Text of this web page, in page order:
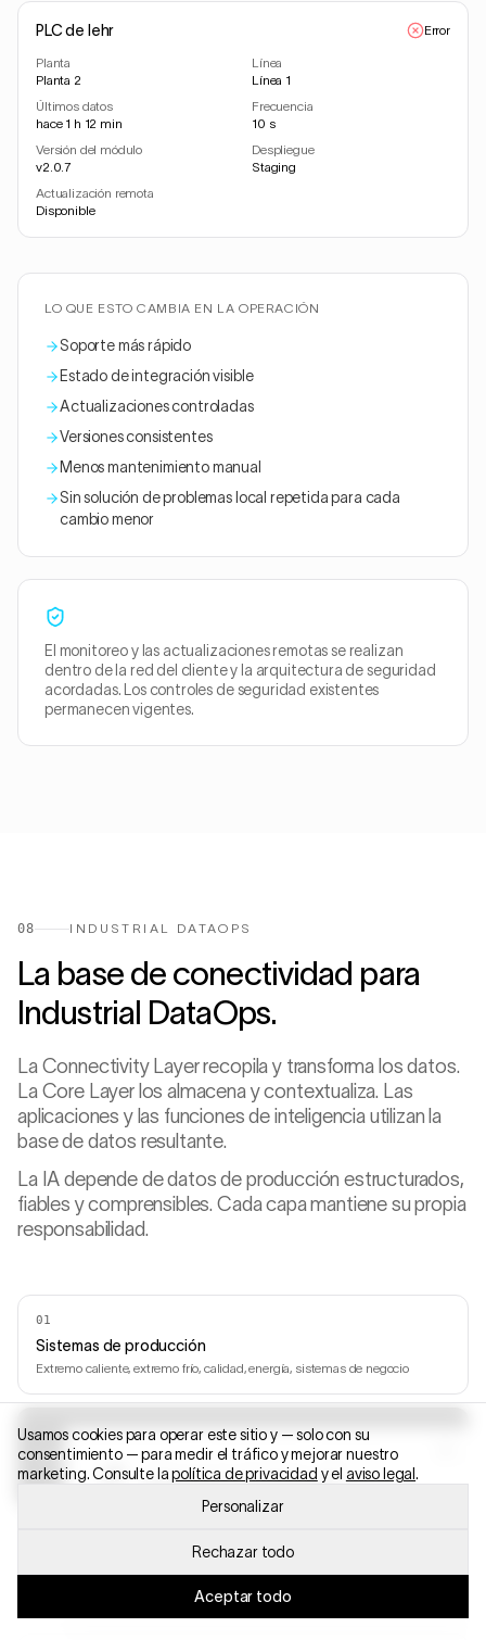
PLC de lehr Error
Planta
Planta 2
Línea
Línea 1
Últimos datos
hace 1 h 12 min
Frecuencia
10 s
Versión del módulo
v2.0.7
Despliegue
Staging
Actualización remota
Disponible
LO QUE ESTO CAMBIA EN LA OPERACIÓN
Soporte más rápido
Estado de integración visible
Actualizaciones controladas
Versiones consistentes
Menos mantenimiento manual
Sin solución de problemas local repetida para cada
cambio menor
El monitoreo y las actualizaciones remotas se realizan
dentro de la red del cliente y la arquitectura de seguridad
acordadas. Los controles de seguridad existentes
permanecen vigentes.
08 INDUSTRIAL DATAOPS
La base de conectividad para
Industrial DataOps.
La Connectivity Layer recopila y transforma los datos.
La Core Layer los almacena y contextualiza. Las
aplicaciones y las funciones de inteligencia utilizan la
base de datos resultante.
La IA depende de datos de producción estructurados,
fiables y comprensibles. Cada capa mantiene su propia
responsabilidad.
01
Sistemas de producción
Extremo caliente, extremo frío, calidad, energía, sistemas de negocio
02
Connectivity Layer
Recopila y transforma los datos
Core Layer
Los almacena y contextualiza
ANÁLISIS DE POTENCIAL GRATUITO
Análisis de potencial gratuito
ANUNCIO DE FERIA
Usamos cookies para operar este sitio y — solo con su
consentimiento — para medir el tráfico y mejorar nuestro
marketing. Consulte lapolítica de privacidad y el aviso legal.
Personalizar
Rechazar todo
Aceptar todo